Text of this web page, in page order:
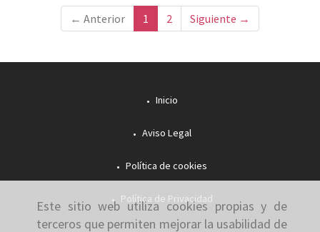
Este sitio web utiliza cookies propias y de
terceros que permiten mejorar la usabilidad de
← Anterior 1 2 Siguiente →
Inicio
Aviso Legal
Política de cookies
Política de Privacidad